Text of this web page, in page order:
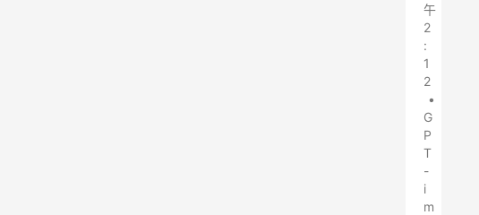
午
2
:
1
2
•
G
P
T
-
i
m